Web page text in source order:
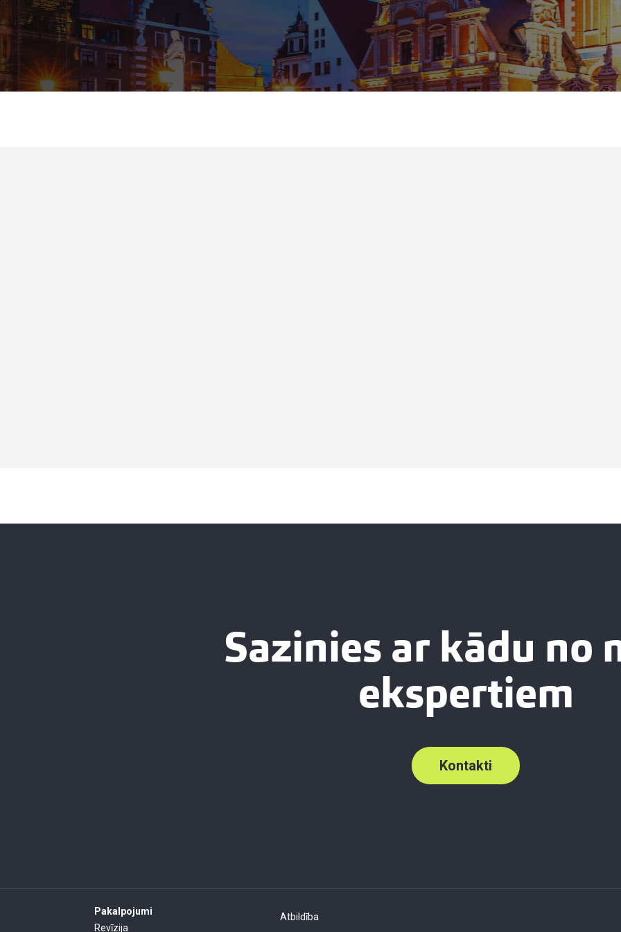
Sazinies ar kādu no
ekspertiem
Kontakti
Pakalpojumi
Revīzija
Atbildība